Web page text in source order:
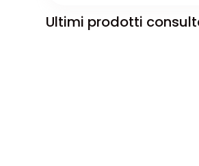
Ultimi prodotti